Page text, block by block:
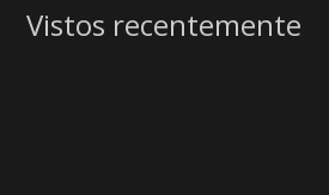
Vistos recentemente